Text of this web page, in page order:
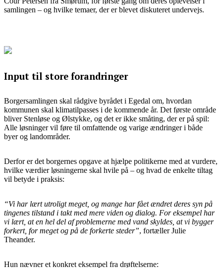
samlingen – og hvilke temaer, der er blevet diskuteret undervejs.
Input til store forandringer
Borgersamlingen skal rådgive byrådet i Egedal om, hvordan
kommunen skal klimatilpasses i de kommende år. Det første område
bliver Stenløse og Ølstykke, og det er ikke småting, der er på spil:
Alle løsninger vil føre til omfattende og varige ændringer i både
byer og landområder.
Derfor er det borgernes opgave at hjælpe politikerne med at vurdere,
hvilke værdier løsningerne skal hvile på – og hvad de enkelte tiltag
vil betyde i praksis:
“Vi har lært utroligt meget, og mange har fået ændret deres syn på
tingenes tilstand i takt med mere viden og dialog. For eksempel har
vi lært, at en hel del af problemerne med vand skyldes, at vi bygger
forkert, for meget og på de forkerte steder”, fortæller Julie
Theander.
Hun nævner et konkret eksempel fra drøftelserne: